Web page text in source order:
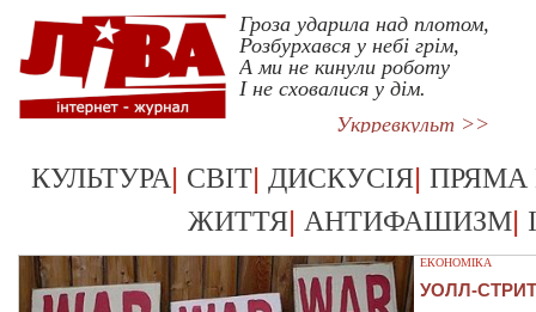
Гроза ударила над плотом,
Розбурхався у небі грім,
А ми не кинули роботу
І не сховалися у дім.
Укрревкульт >>
КУЛЬТУРА| СВІТ| ДИСКУСІЯ| ПРЯМА
ЖИТТЯ| АНТИФАШИЗМ|
ЕКОНОМІКА
УОЛЛ-